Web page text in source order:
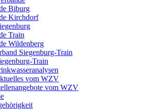
Biburg
Kirchdorf
Train
Wildenberg
Siegenburg-Train
Train
vom WZV
vom WZV